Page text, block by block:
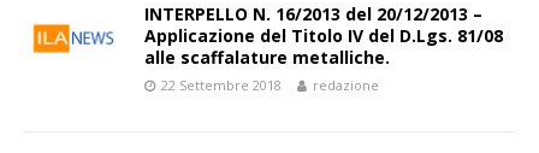
INTERPELLO N. 16/2013 del 20/12/2013 –
Applicazione del Titolo IV del D.Lgs. 81/08
alle scaffalature metalliche.
22 Settembre 2018 redazione